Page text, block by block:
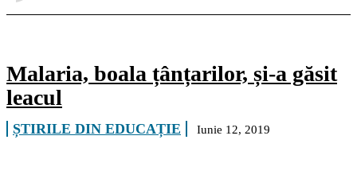
Malaria, boala țânțarilor, și-a găsit
leacul
ȘTIRILE DIN EDUCAȚIE Iunie 12, 2019